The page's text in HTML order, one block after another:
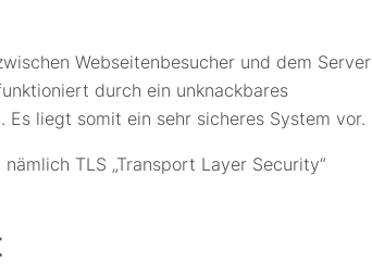
Webseitenbesucher und dem Server
durch ein unknackbares
Es liegt somit ein sehr sicheres System vor.
TLS „Transport Layer Security“